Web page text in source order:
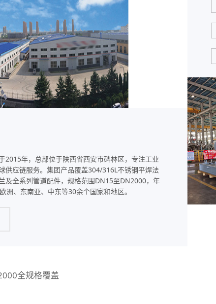
2015年，总部位于陕西省西安市碑林区，专注工业
供应链服务。集团产品覆盖304/316L不锈钢平焊法
及全系列管道配件，规格范围DN15至DN2000，年
洲、东南亚、中东等30余个国家和地区。
锻造工艺
至PN250超高压等级应用需求
全规格覆盖